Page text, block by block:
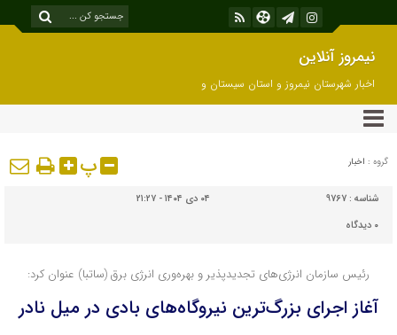
نیمروز آنلاین
اخبار شهرستان نیمروز و استان سیستان و
بلوچستان
گروه : اخبار پ
شناسه : 9767
۰۴ دی ۱۴۰۴ - ۲۱:۲۷
۰ دیدگاه
رئیس سازمان انرژی‌های تجدیدپذیر و بهره‌وری انرژی برق (ساتبا) عنوان کرد:
آغاز اجرای بزرگ‌ترین نیروگاه‌های بادی در میل نادر